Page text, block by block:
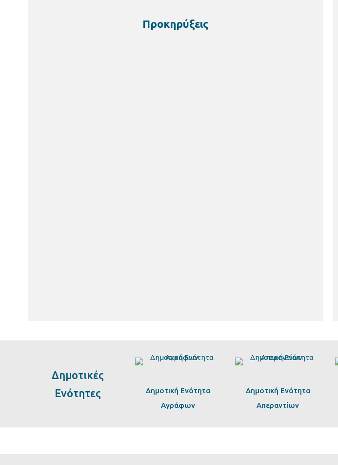
Προκηρύξεις
Δημοτικές
Ενότητες
Δημοτική Ενότητα
Αγράφων
Δημοτική Ενότητα
Απεραντίων